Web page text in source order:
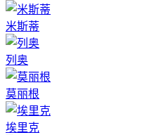
米斯蒂
列奥
莫丽根
埃里克